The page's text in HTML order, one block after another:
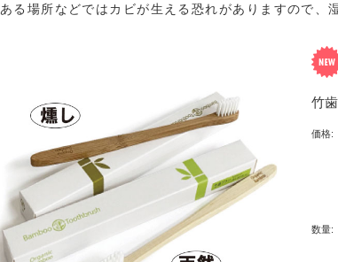
ある場所などではカビが生える恐れがありますので、
竹
価格:
数量: